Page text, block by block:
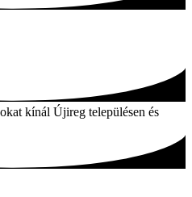
kínál Újireg településen és